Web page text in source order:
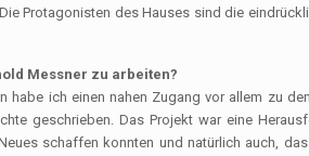
Protagonisten des Hauses sind die
Messner zu arbeiten?
habe ich einen nahen Zugang vor allem zu
geschrieben. Das Projekt war eine
schaffen konnten und natürlich auch,